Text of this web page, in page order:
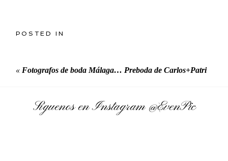
POSTED IN
« Fotografos de boda Málaga… Preboda de Carlos+Patri
Síguenos en Instagram@EvenPic